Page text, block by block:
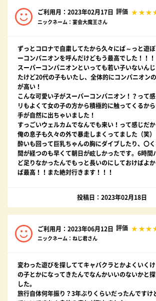
ご利用月：2023年02月17日 評価
ニックネーム：宴会大魔王さん
ずっとコロナで自粛してたから久々にぱ～っと遊
ーコンパニオンを呼んだけどもう最高でした！！！
スーパーコンパニオンといっても若い子いないん
たけど20代の子もいたし、全体的にコンパニオン
が高い！
こんな可愛い子がスーパーコンパニオン！？って
リもよくて女の子の方から積極的に触ってくるか
手が自然に出ちゃいました！
すっごいウェルカムでなんでも来い！って感じだ
俺の息子も久々の外で暴走しまくってました（笑）
酔いも回って巨乳ちゃんの胸にダイブしたり、〇
間が経つのも早くて朝日が眩しかったです。6時間
ど足りなかったんでもっと長いのにしておけばよ
ぱ最高！！また絶対行きます！！！
投稿日：2023年02月18日
ご利用月：2023年06月12日 評価
ニックネーム：ねじ君さん
変わった遊びを探しててキャバクラとかよくいく
の子とかになってきたんでなんかいいのないかと
した。
旅行自体何年振り？3年ぶりくらいだったんですけ